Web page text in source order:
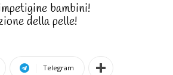
bambini!
della pelle!
Telegram